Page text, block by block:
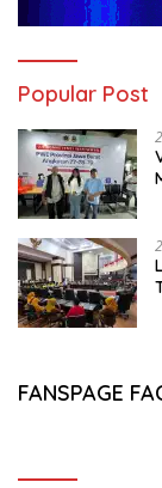
Popular Post
FANSPAGE